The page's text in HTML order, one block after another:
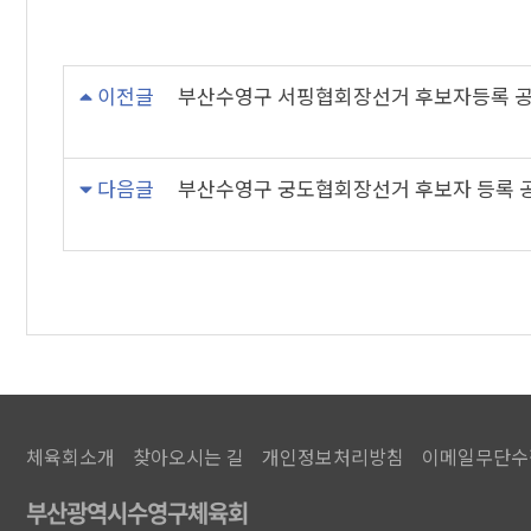
이전글
부산수영구 서핑협회장선거 후보자등록
다음글
부산수영구 궁도협회장선거 후보자 등록
체육회소개 찾아오시는 길 개인정보처리방침 이메일무단
부산광역시수영구체육회